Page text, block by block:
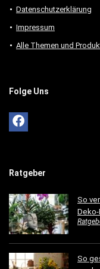
Datenschutzerklärung
Impressum
Alle Themen und
Folge Uns
Ratgeber
So
So